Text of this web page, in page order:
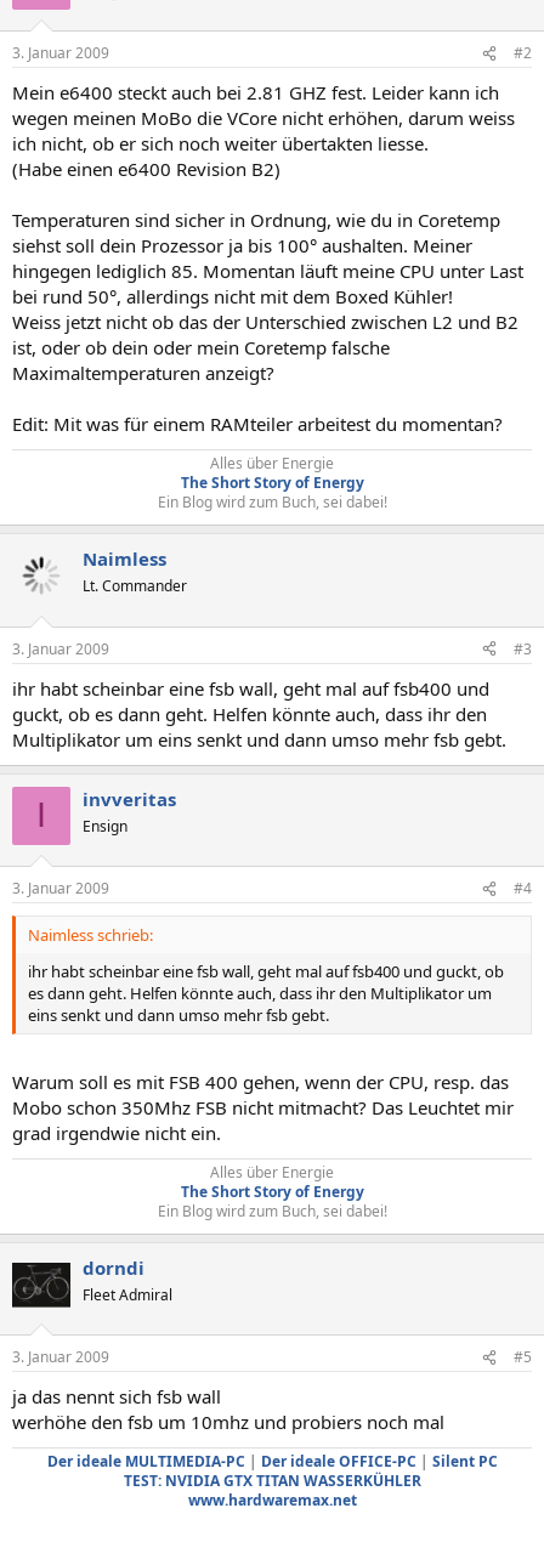
3. Januar 2009 #2
Mein e6400 steckt auch bei 2.81 GHZ fest. Leider kann ich
wegen meinen MoBo die VCore nicht erhöhen, darum weiss
ich nicht, ob er sich noch weiter übertakten liesse.
(Habe einen e6400 Revision B2)
Temperaturen sind sicher in Ordnung, wie du in Coretemp
siehst soll dein Prozessor ja bis 100° aushalten. Meiner
hingegen lediglich 85. Momentan läuft meine CPU unter Last
bei rund 50°, allerdings nicht mit dem Boxed Kühler!
Weiss jetzt nicht ob das der Unterschied zwischen L2 und B2
ist, oder ob dein oder mein Coretemp falsche
Maximaltemperaturen anzeigt?
Edit: Mit was für einem RAMteiler arbeitest du momentan?
Alles über Energie
The Short Story of Energy
Ein Blog wird zum Buch, sei dabei!​
Naimless
Lt. Commander
3. Januar 2009 #3
ihr habt scheinbar eine fsb wall, geht mal auf fsb400 und
guckt, ob es dann geht. Helfen könnte auch, dass ihr den
Multiplikator um eins senkt und dann umso mehr fsb gebt.
I invveritas
Ensign
3. Januar 2009 #4
Naimless schrieb:
ihr habt scheinbar eine fsb wall, geht mal auf fsb400 und guckt, ob
es dann geht. Helfen könnte auch, dass ihr den Multiplikator um
eins senkt und dann umso mehr fsb gebt.
Warum soll es mit FSB 400 gehen, wenn der CPU, resp. das
Mobo schon 350Mhz FSB nicht mitmacht? Das Leuchtet mir
grad irgendwie nicht ein.
Alles über Energie
The Short Story of Energy
Ein Blog wird zum Buch, sei dabei!​
dorndi
Fleet Admiral
3. Januar 2009 #5
ja das nennt sich fsb wall
werhöhe den fsb um 10mhz und probiers noch mal
Der ideale MULTIMEDIA-PC | Der ideale OFFICE-PC | Silent PC
TEST: NVIDIA GTX TITAN WASSERKÜHLER
www.hardwaremax.net